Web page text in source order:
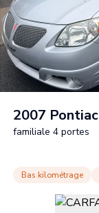
2007 Pontiac
familiale 4 portes
Bas kilométrage